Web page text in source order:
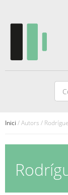
Inici / Autors /